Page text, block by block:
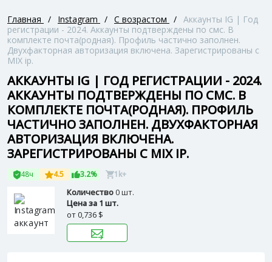
Главная / Instagram / С возрастом / Аккаунты IG | Год
регистрации - 2024. Аккаунты подтверждены по смс. В
комплекте почта(родная). Профиль частично заполнен.
Двухфакторная авторизация включена. Зарегистрированы с
MIX ip.
АККАУНТЫ IG | ГОД РЕГИСТРАЦИИ - 2024.
АККАУНТЫ ПОДТВЕРЖДЕНЫ ПО СМС. В
КОМПЛЕКТЕ ПОЧТА(РОДНАЯ). ПРОФИЛЬ
ЧАСТИЧНО ЗАПОЛНЕН. ДВУХФАКТОРНАЯ
АВТОРИЗАЦИЯ ВКЛЮЧЕНА.
ЗАРЕГИСТРИРОВАНЫ С MIX IP.
48ч 4.5 3.2% 1k+
Количество0 шт.
Цена за 1 шт.
от0,736 $